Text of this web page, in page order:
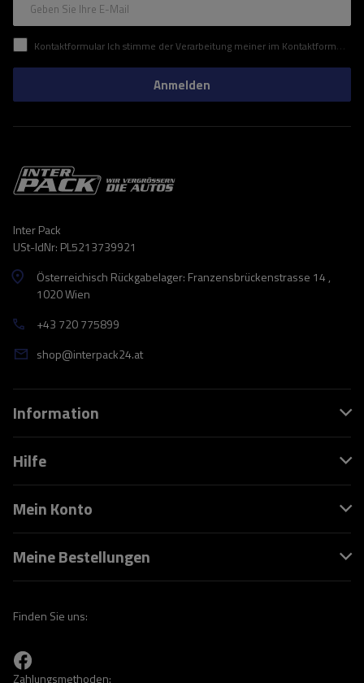
Geben Sie Ihre E-Mail
Kontaktformular Ich stimme der Verarbeitung meiner im Kontaktformular enthaltenen personenbezogenen Daten gemäß der Verordnung (EU) des Europäischen Parlaments und des Rates zu.
Anmelden
Inter Pack
USt-IdNr: PL5213739921
Österreichisch Rückgabelager: Franzensbrückenstrasse 14 ,
1020 Wien
+43 720 775899
shop@interpack24.at
Information
Hilfe
Mein Konto
Meine Bestellungen
Finden Sie uns:
Zahlungsmethoden: